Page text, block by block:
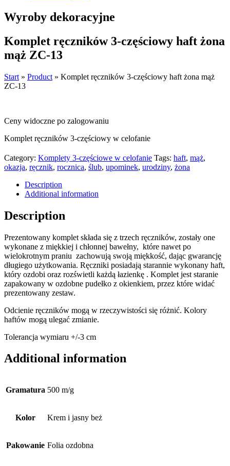
Wyroby dekoracyjne
Komplet ręczników 3-częściowy haft żona
mąż ZC-13
Start » Product » Komplet ręczników 3-częściowy haft żona mąż
ZC-13
Ceny widoczne po zalogowaniu
Komplet ręczników 3-częściowy w celofanie
Category: Komplety 3-częściowe w celofanie Tags: haft, mąż,
okazja, ręcznik, rocznica, ślub, upominek, urodziny, żona
Description
Additional information
Description
Prezentowany komplet składa się z trzech ręczników, zostały one
wykonane z miękkiej i chłonnej bawełny, które nawet po
wielokrotnym praniu zachowują swoją miękkość, dając gwarancję
długiego użytkowania. Ręczniki posiadają starannie wykonany haft,
który ozdobi oraz rozświetli każdą łazienkę . Komplet jest staranie
zapakowany w ozdobne pudełko z okienkiem, przez które widać
prezentowany zestaw.
Odcienie ręczników mogą w rzeczywistości się różnić. Kolory
haftów mogą ulegać zmianie.
Tolerancja wymiaru +/-3 cm
Additional information
Gramatura 500 m/g
Kolor Krem i jasny beż
Pakowanie Folia ozdobna